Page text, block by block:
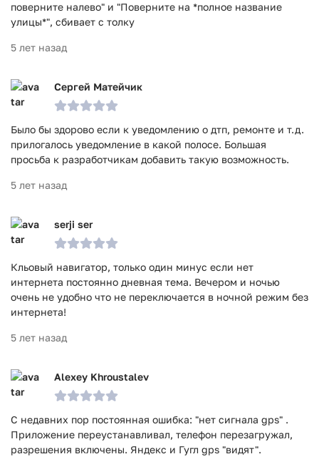
поверните налево" и "Поверните на *полное название
улицы*", сбивает с толку
5 лет назад
Сергей Матейчик
Было бы здорово если к уведомлению о дтп, ремонте и т.д.
прилогалось уведомление в какой полосе. Большая
просьба к разработчикам добавить такую возможность.
5 лет назад
serji ser
Кльовый навигатор, только один минус если нет
интернета постоянно дневная тема. Вечером и ночью
очень не удобно что не переключается в ночной режим без
интернета!
5 лет назад
Alexey Khroustalev
С недавних пор постоянная ошибка: "нет сигнала gps" .
Приложение переустанавливал, телефон перезагружал,
разрешения включены. Яндекс и Гугл gps "видят".